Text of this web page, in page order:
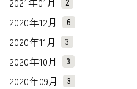
2020年12月 6
2020年11月 3
2020年10月 3
2020年09月 3